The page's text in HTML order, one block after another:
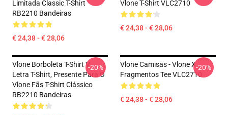
Limitada Classic T-Shirt
RB2210 Bandeiras
€ 24,38 - € 28,06
Vlone T-Shirt VLC2710
€ 24,38 - € 28,06
Vlone Borboleta T-Shirt V
Letra T-Shirt, Presente Para O
Vlone Fãs T-Shirt Clássico
RB2210 Bandeiras
-20%
Vlone Camisas - Vlone X
Fragmentos Tee VLC2710
€ 24,38 - € 28,06
-20%